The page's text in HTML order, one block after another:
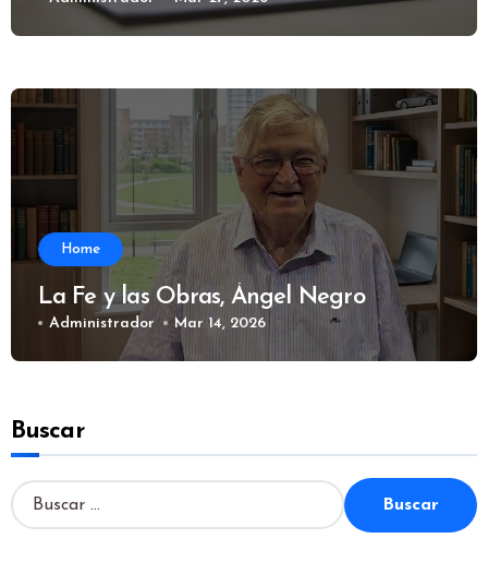
Home
La Fe y las Obras, Ángel Negro
Administrador Mar 14, 2026
Buscar
B
u